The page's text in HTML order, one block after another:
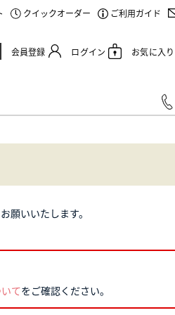
クイックオーダー ご利用ガイド
会員登録 ログイン お気に入り
いいたします。
てをご確認ください。